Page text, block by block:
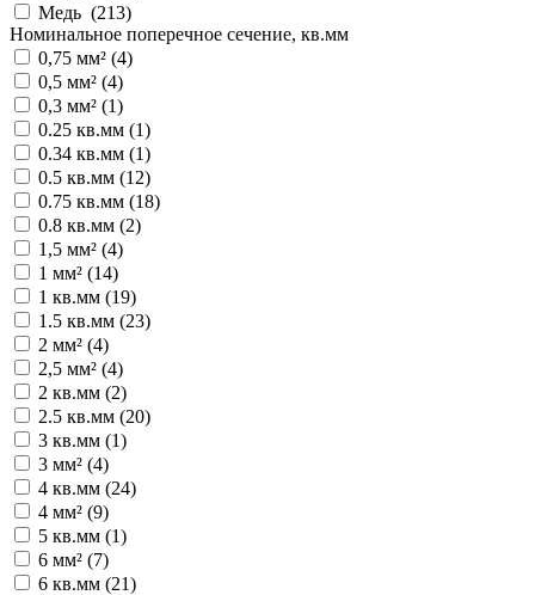
Медь (213)
Номинальное поперечное сечение, кв.мм
0,75 мм² (4)
0,5 мм² (4)
0,3 мм² (1)
0.25 кв.мм (1)
0.34 кв.мм (1)
0.5 кв.мм (12)
0.75 кв.мм (18)
0.8 кв.мм (2)
1,5 мм² (4)
1 мм² (14)
1 кв.мм (19)
1.5 кв.мм (23)
2 мм² (4)
2,5 мм² (4)
2 кв.мм (2)
2.5 кв.мм (20)
3 кв.мм (1)
3 мм² (4)
4 кв.мм (24)
4 мм² (9)
5 кв.мм (1)
6 мм² (7)
6 кв.мм (21)